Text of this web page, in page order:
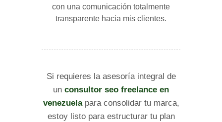
con una comunicación totalmente
transparente hacia mis clientes.
Si requieres la asesoría integral de
un consultor seo freelance en
venezuelapara consolidar tu marca,
estoy listo para estructurar tu plan